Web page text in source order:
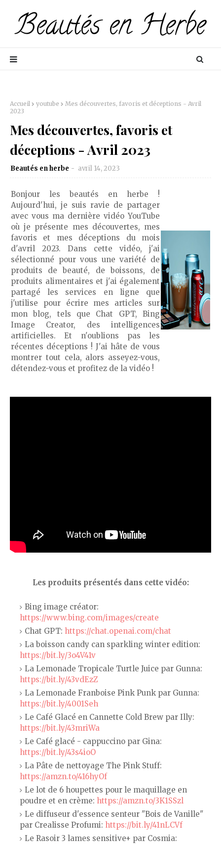
Accueil youtube
Mes découvertes, favoris et déceptions - Avril
2023
Mes découvertes, favoris et
déceptions - Avril 2023
Beautés en herbe avril 14, 2023
Bonjour les beautés en herbe !
Aujourd'hui, je suis ravie de partager
avec vous ma dernière vidéo YouTube
où je présente mes découvertes, mes
favoris et mes déceptions du mois
d'avril 2023. Dans cette vidéo, j'ai
sélectionné pour vous une variété de
produits de beauté, de boissons, de
produits alimentaires et j'ai également
partagé les services en ligne que
j'utilise pour écrire mes articles sur
mon blog, tels que Chat GPT, Bing
Image Creator, des intelligences
artificielles. Et n'oublions pas les
récentes déceptions ! J'ai hâte de vous
montrer tout cela, alors asseyez-vous,
détendez-vous et profitez de la vidéo !
Les produits présentés dans cette vidéo:
Bing image créator:
https://www.bing.com/images/create
Chat GPT: https://chat.openai.com/chat
La boisson candy can sparkling winter edition:
https://bit.ly/3o4V41v
La Lemonade Tropicale Turtle Juice par Gunna:
https://bit.ly/43vdEzZ
La Lemonade Franboise Pink Punk par Gunna:
https://bit.ly/4001Seh
Le Café Glacé en Cannette Cold Brew par Illy:
https://bit.ly/43mriWa
Le Café glacé - cappuccino par Gina:
https://bit.ly/43s4ioO
La Pâte de nettoyage The Pink Stuff:
https://amzn.to/416hyOf
Le lot de 6 houpettes pour le maquillage en
poudre et en crème: https://amzn.to/3K1SSzl
Le diffuseur d'essence senteur "Bois de Vanille"
par Crealisse Profumi: https://bit.ly/41nLCVf
Le Rasoir 3 lames sensitive+ par Cosmia: